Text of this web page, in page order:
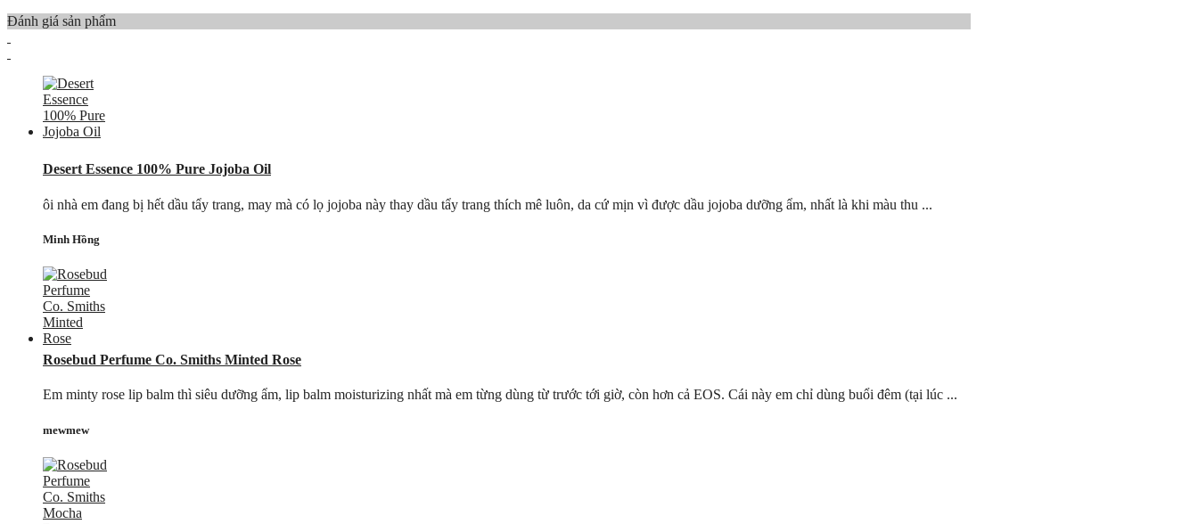
Đánh giá sản phẩm
Desert Essence 100% Pure Jojoba Oil
ôi nhà em đang bị hết dầu tẩy trang, may mà có lọ jojoba này thay dầu tẩy trang thích mê luôn, da cứ mịn vì được dầu jojoba dưỡng ẩm, nhất là khi màu thu ...
Minh Hồng
Rosebud Perfume Co. Smiths Minted Rose
Em minty rose lip balm thì siêu dưỡng ẩm, lip balm moisturizing nhất mà em từng dùng từ trước tới giờ, còn hơn cả EOS. Cái này em chỉ dùng buổi đêm (tại lúc ...
mewmew